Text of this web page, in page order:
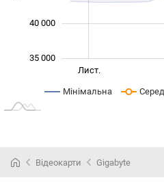
35 000
40 000
Лист.
Мінімальна
Відеокарти Gigabyte